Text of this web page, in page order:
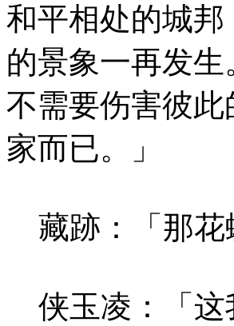
和平相处的城
的景象一再发
不需要伤害彼
家而已。」
藏跡：「那花
侠玉凌：「这